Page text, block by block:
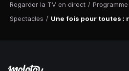
Regarder la TV en direct /
Spectacles / Une fois pour toutes :